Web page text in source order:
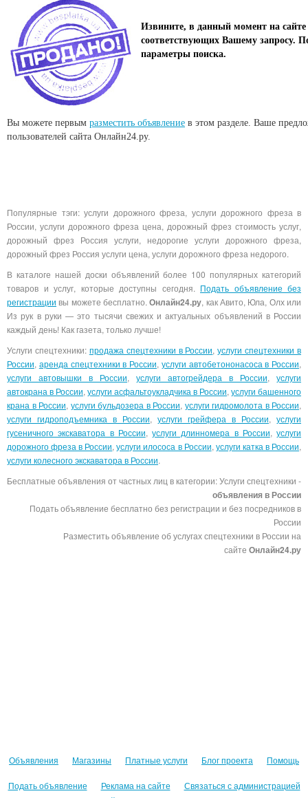
Извините, в данный момент на сайте
соответствующих Вашему запросу.
параметры поиска.
Вы можете первым разместить объявление в этом разделе. Ваше
пользователей сайта Онлайн24.ру.
Популярные тэги: услуги дорожного фреза, услуги дорожного фреза в
России, услуги дорожного фреза цена, дорожный фрез стоимость услуг,
дорожный фрез Россия услуги, недорогие услуги дорожного фреза,
дорожный фрез Россия услуги цена, услуги дорожного фреза недорого.
В каталоге нашей доски объявлений более 100 популярных категорий
товаров и услуг, которые доступны сегодня. Подать объявление без
регистрации вы можете бесплатно.Онлайн24.ру, как Авито, Юла, Олх или
Из рук в руки — это тысячи свежих и актуальных объявлений в России
каждый день! Как газета, только лучше!
Услуги спецтехники: продажа спецтехники в России,услуги спецтехники в
России, аренда спецтехники в России, услуги автобетононасоса в России,
услуги автовышки в России, услуги автогрейдера в России, услуги
автокрана в России, услуги асфальтоукладчика в России, услуги башенного
крана в России, услуги бульдозера в России, услуги гидромолота в России,
услуги гидроподъемника в России, услуги грейфера в России, услуги
гусеничного экскаватора в России, услуги длинномера в России, услуги
дорожного фреза в России,услуги илососа в России, услуги катка в России,
услуги колесного экскаватора в России.
Бесплатные объявления от частных лиц в категории: Услуги спецтехники -
объявления в России
Подать объявление бесплатно без регистрации и без посредников в
России
Разместить объявление об услугах спецтехники в России на
сайте Онлайн24.ру
Объявления Магазины Платные услуги Блог проекта Помощь
Подать объявление Реклама на сайте
Связаться с администрацией